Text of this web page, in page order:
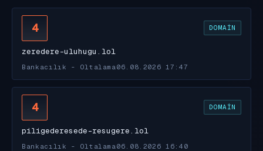
4 DOMAIN
zeredere-uluhugu.lol
Bankacılık - Oltalama 06.08.2026 17:47
4 DOMAIN
piligederesede-resugere.lol
Bankacılık - Oltalama 06.08.2026 16:40